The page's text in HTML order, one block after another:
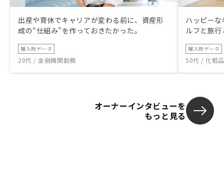
出産や育休でキャリアが変わる前に、資産形
成の“仕組み”を作っておきたかった。
購入時データ
20代 / 金融機関勤務
ハッピー
ルフと旅
購入時データ
50代 / 化粧
オーナーインタビューを
もっと見る